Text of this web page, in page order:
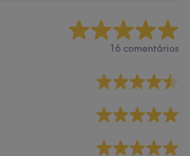
16 comentários